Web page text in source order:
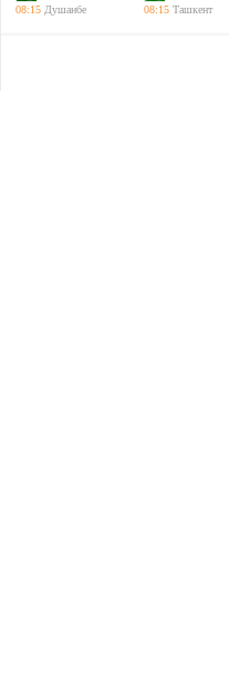
08:15 Душанбе
08:15 Ташкент